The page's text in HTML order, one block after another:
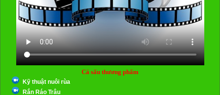
Cá sấu thương phẩm
Kỹ thuật nuôi rùa
Rắn Ráo Trâu